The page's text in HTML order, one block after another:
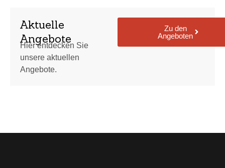
Aktuelle
Angebote
Hier entdecken Sie
unsere aktuellen
Angebote.
Zu den
Angeboten